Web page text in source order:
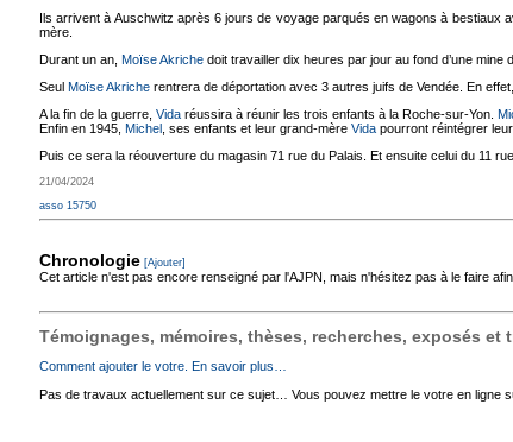
Ils arrivent à Auschwitz après 6 jours de voyage parqués en wagons à
mère.
Durant un an, Moïse Akriche doit travailler dix heures par jour au fond d’une mine
Seul Moïse Akriche rentrera de déportation avec 3 autres juifs de Vendée. En
A la fin de la guerre, Vida réussira à réunir les trois enfants à la Roche-sur-Yon.
Enfin en 1945, Michel , ses enfants et leur grand-mère Vida pourront réintégrer
Puis ce sera la réouverture du magasin 71 rue du Palais. Et ensuite celui du 11
21/04/2024
asso 15750
Chronologie [Ajouter]
Cet article n'est pas encore renseigné par l'AJPN, mais n'hésitez pas à le faire
Témoignages, mémoires, thèses, recherches, exposés et
Comment ajouter le votre. En savoir plus…
Pas de travaux actuellement sur ce sujet… Vous pouvez mettre le votre en ligne